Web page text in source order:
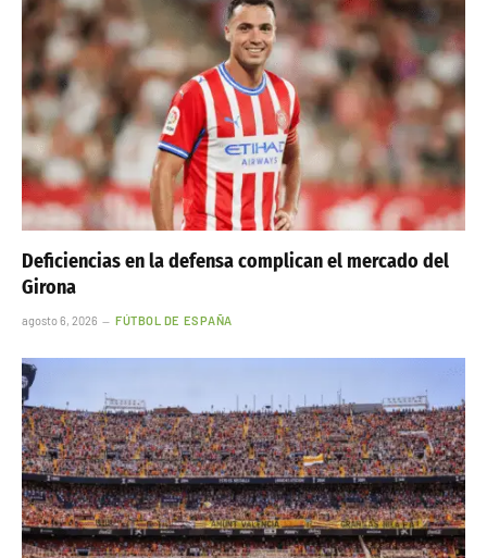
Deficiencias en la defensa complican el mercado del
Girona
agosto 6, 2026 FÚTBOL DE ESPAÑA